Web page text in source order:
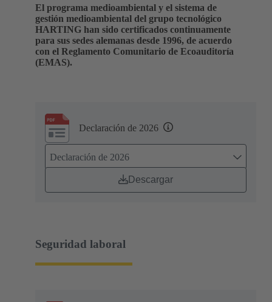
El programa medioambiental y el sistema de
gestión medioambiental del grupo tecnológico
HARTING han sido certificados continuamente
para sus sedes alemanas desde 1996, de acuerdo
con el Reglamento Comunitario de Ecoauditoría
(EMAS).
Declaración de 2026
Declaración de 2026
Descargar
Seguridad laboral